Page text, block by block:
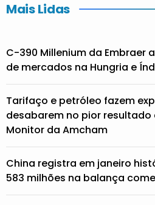
Mais Lidas
C-390 Millenium da Embraer
de mercados na Hungria e
Tarifaço e petróleo fazem
desabarem no pior resultado
Monitor da Amcham
China registra em janeiro
583 milhões na balança